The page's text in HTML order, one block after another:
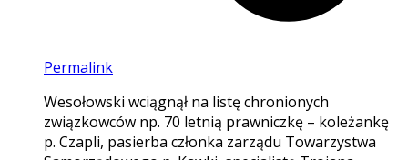
Permalink
Wesołowski wciągnął na listę chronionych
związkowców np. 70 letnią prawniczkę – koleżankę
p. Czapli, pasierba członka zarządu Towarzystwa